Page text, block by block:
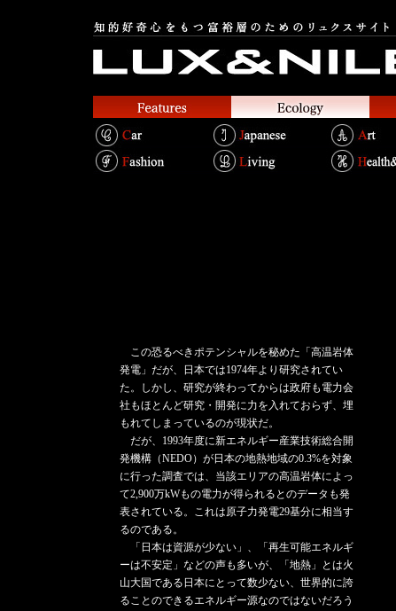
この恐るべきポテンシャルを秘めた「高温岩体
発電」だが、日本では1974年より研究されてい
た。しかし、研究が終わってからは政府も電力会
社もほとんど研究・開発に力を入れておらず、埋
もれてしまっているのが現状だ。
だが、1993年度に新エネルギー産業技術総合開
発機構（NEDO）が日本の地熱地域の0.3%を対象
に行った調査では、当該エリアの高温岩体によっ
て2,900万kWもの電力が得られるとのデータも発
表されている。これは原子力発電29基分に相当す
るのである。
「日本は資源が少ない」、「再生可能エネルギ
ーは不安定」などの声も多いが、「地熱」とは火
山大国である日本にとって数少ない、世界的に誇
ることのできるエネルギー源なのではないだろう